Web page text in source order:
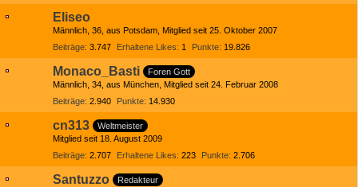
Eliseo
Männlich 36 aus Potsdam Mitglied seit 25. Oktober 2007
Beiträge 3.747 Erhaltene Likes 1 Punkte 19.826
Monaco_Basti
Foren Gott
Männlich 34 aus München Mitglied seit 24. Februar 2008
Beiträge 2.940 Punkte 14.930
cn313
Weltmeister
Mitglied seit 18. August 2009
Beiträge 2.707 Erhaltene Likes 223 Punkte 2.706
Santuzzo
Redakteur